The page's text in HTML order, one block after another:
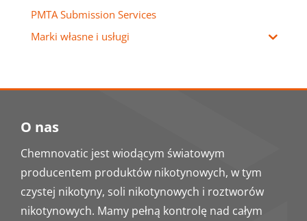
PMTA Submission Services
Marki własne i usługi
O nas
Chemnovatic jest wiodącym światowym
producentem produktów nikotynowych, w tym
czystej nikotyny, soli nikotynowych i roztworów
nikotynowych. Mamy pełną kontrolę nad całym